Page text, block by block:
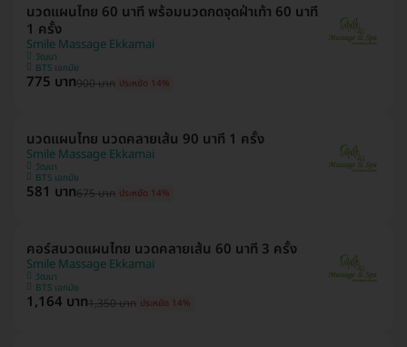
นวดแผนไทย 60 นาที พร้อมนวดกดจุดฝ่าเท้า 60 นาที
1 ครั้ง
Smile Massage Ekkamai
วัฒนา
BTS เอกมัย
775 บาท900 บาท ประหยัด 14%
นวดแผนไทย นวดคลายเส้น 90 นาที 1 ครั้ง
Smile Massage Ekkamai
วัฒนา
BTS เอกมัย
581 บาท675 บาท ประหยัด 14%
คอร์สนวดแผนไทย นวดคลายเส้น 60 นาที 3 ครั้ง
Smile Massage Ekkamai
วัฒนา
BTS เอกมัย
1,164 บาท1,350 บาท ประหยัด 14%